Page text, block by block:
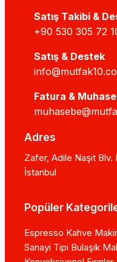
Satış Takibi &
+90 530 305 72
Satış & Destek
Fatura &
Adres
Zafer, Adile Naşit
İstanbul
Popüler
Espresso Kahve
Sanayi Tipi Bulaşık